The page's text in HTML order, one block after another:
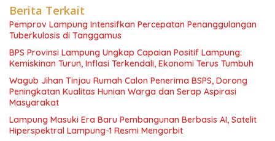
Berita Terkait
Pemprov Lampung Intensifkan Percepatan Penanggulangan
Tuberkulosis di Tanggamus
BPS Provinsi Lampung Ungkap Capaian Positif Lampung:
Kemiskinan Turun, Inflasi Terkendali, Ekonomi Terus Tumbuh
Wagub Jihan Tinjau Rumah Calon Penerima BSPS, Dorong
Peningkatan Kualitas Hunian Warga dan Serap Aspirasi
Masyarakat
Lampung Masuki Era Baru Pembangunan Berbasis AI, Satelit
Hiperspektral Lampung-1 Resmi Mengorbit